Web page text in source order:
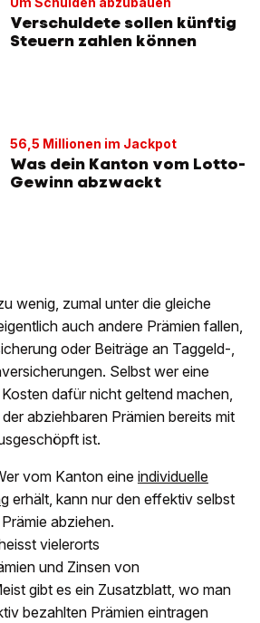
Verschuldete sollen künftig
Steuern zahlen können
56,5 Millionen im Jackpot
Was dein Kanton vom Lotto-
Gewinn abzwackt
wenig, zumal unter die gleiche
auch andere Prämien fallen,
oder Beiträge an Taggeld-,
Selbst wer eine
dafür nicht geltend machen,
abziehbaren Prämien bereits mit
ist.
vom Kanton eine individuelle
erhält, kann nur den effektiv selbst
abziehen.
vielerorts
und Zinsen von
gibt es ein Zusatzblatt, wo man
bezahlten Prämien eintragen